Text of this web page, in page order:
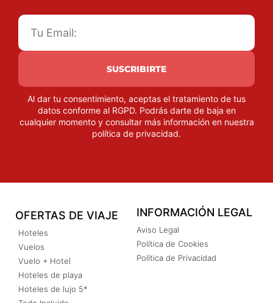
SUSCRIBIRTE
Al dar tu consentimiento, aceptas el tratamiento de tus
datos conforme al RGPD. Podrás darte de baja en
cualquier momento y consultar más información en nuestra
política de privacidad.
OFERTAS DE VIAJE
Hoteles
Vuelos
Vuelo + Hotel
Hoteles de playa
Hoteles de lujo 5*
INFORMACIÓN LEGAL
Aviso Legal
Política de Cookies
Política de Privacidad